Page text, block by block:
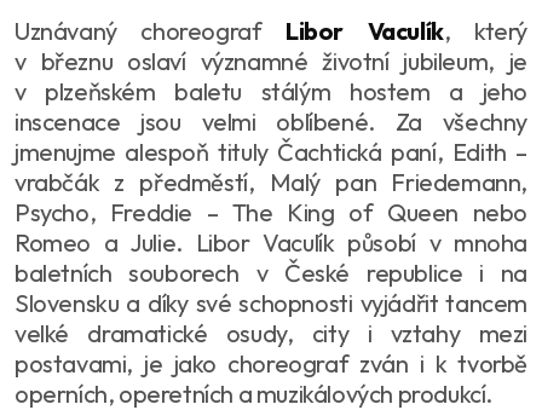
Uznávaný choreograf Libor Vaculík, který
v březnu oslaví významné životní jubileum, je
v plzeňském baletu stálým hostem a jeho
inscenace jsou velmi oblíbené. Za všechny
jmenujme alespoň tituly Čachtická paní, Edith –
vrabčák z předměstí, Malý pan Friedemann,
Psycho, Freddie – The King of Queen nebo
Romeo a Julie. Libor Vaculík působí v mnoha
baletních souborech v České republice i na
Slovensku a díky své schopnosti vyjádřit tancem
velké dramatické osudy, city i vztahy mezi
postavami, je jako choreograf zván i k tvorbě
operních, operetních a muzikálových produkcí.